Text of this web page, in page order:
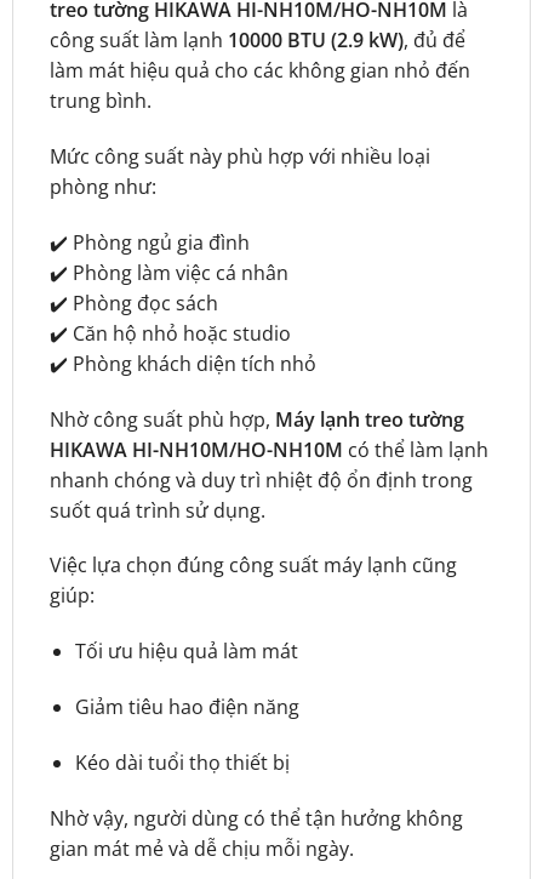
treo tường HIKAWA HI-NH10M/HO-NH10M là
công suất làm lạnh 10000 BTU (2.9 kW), đủ để
làm mát hiệu quả cho các không gian nhỏ đến
trung bình.
Mức công suất này phù hợp với nhiều loại
phòng như:
✔️ Phòng ngủ gia đình
✔️ Phòng làm việc cá nhân
✔️ Phòng đọc sách
✔️ Căn hộ nhỏ hoặc studio
✔️ Phòng khách diện tích nhỏ
Nhờ công suất phù hợp, Máy lạnh treo tường
HIKAWA HI-NH10M/HO-NH10M có thể làm lạnh
nhanh chóng và duy trì nhiệt độ ổn định trong
suốt quá trình sử dụng.
Việc lựa chọn đúng công suất máy lạnh cũng
giúp:
Tối ưu hiệu quả làm mát
Giảm tiêu hao điện năng
Kéo dài tuổi thọ thiết bị
Nhờ vậy, người dùng có thể tận hưởng không
gian mát mẻ và dễ chịu mỗi ngày.